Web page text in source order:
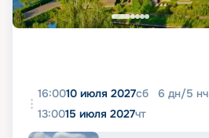
16:0010 июля 2027сб 6 дн/5 нч
13:0015 июля 2027чт